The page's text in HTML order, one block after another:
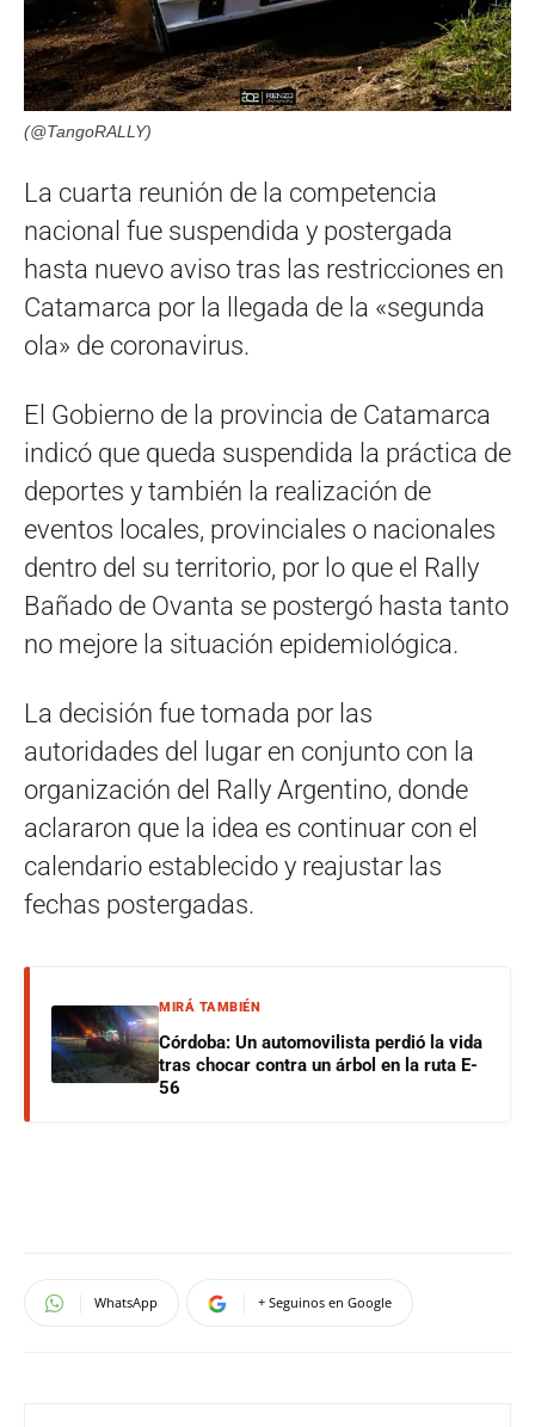
(@TangoRALLY)
La cuarta reunión de la competencia
nacional fue suspendida y postergada
hasta nuevo aviso tras las restricciones en
Catamarca por la llegada de la «segunda
ola» de coronavirus.
El Gobierno de la provincia de Catamarca
indicó que queda suspendida la práctica de
deportes y también la realización de
eventos locales, provinciales o nacionales
dentro del su territorio, por lo que el Rally
Bañado de Ovanta se postergó hasta tanto
no mejore la situación epidemiológica.
La decisión fue tomada por las
autoridades del lugar en conjunto con la
organización del Rally Argentino, donde
aclararon que la idea es continuar con el
calendario establecido y reajustar las
fechas postergadas.
MIRÁ TAMBIÉN
Córdoba: Un automovilista perdió la vida
tras chocar contra un árbol en la ruta E-
56
WhatsApp + Seguinos en Google